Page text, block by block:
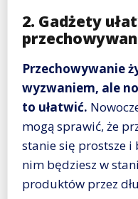
2. Gadżety
Przechowywanie
wyzwaniem, ale
to ułatwić.
mogą sprawić, że
stanie się prostsze i
nim będziesz w
produktów przez